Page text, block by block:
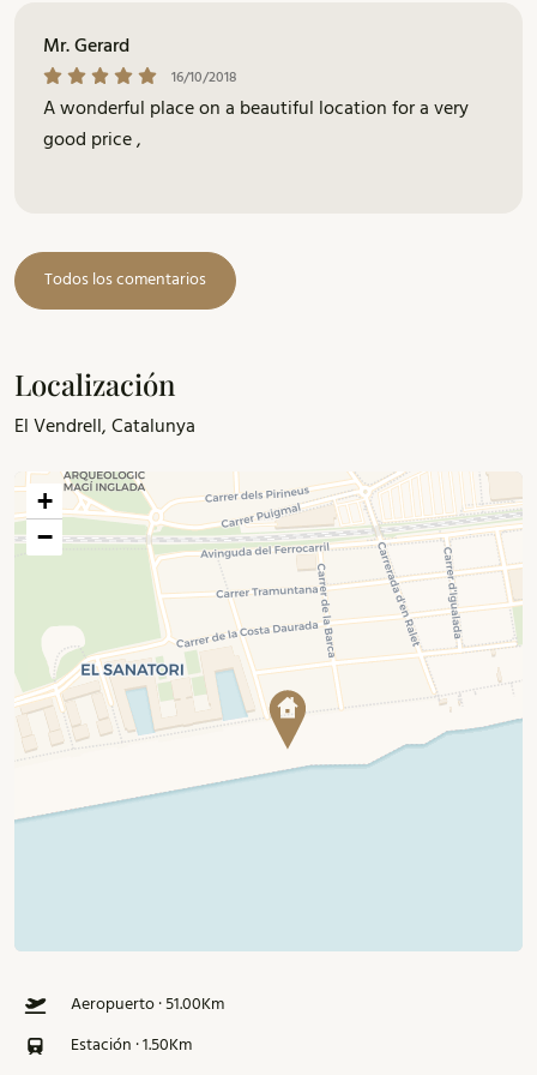
Mr. Gerard
16/10/2018
A wonderful place on a beautiful location for a very
good price ,
Todos los comentarios
Localización
El Vendrell, Catalunya
+
−
Aeropuerto · 51.00Km
Estación · 1.50Km